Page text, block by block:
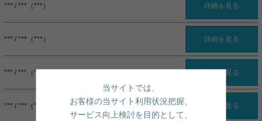
*** / ***（***） 詳細を見る
*** / ***（***） 詳細を見る
*** / ***（***） 詳細を見る
*** / ***（***） 詳細を見る
当サイトでは、
お客様の当サイト利用状況把握、
サービス向上検討を目的として、